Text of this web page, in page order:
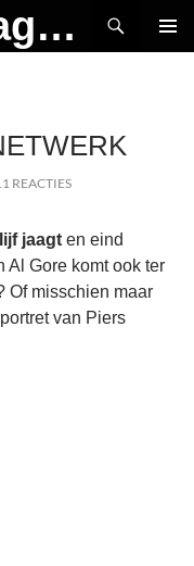
MAD Media Magazine
REACTIES
jaagt en eind
Al Gore komt ook ter
Of misschien maar
van Piers